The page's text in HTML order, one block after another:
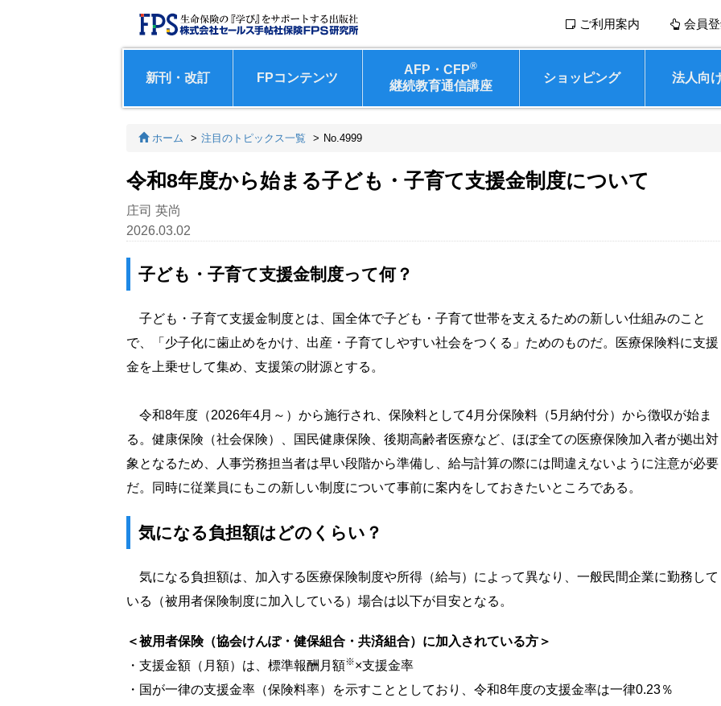
ご利用案内 会員
新刊・改訂 FPコンテンツ
AFP・CFP®
継続教育通信講座
ショッピング 法人向
ホーム 注目のトピックス一覧 No.4999
令和8年度から始まる子ども・子育て支援金制度について
庄司 英尚
2026.03.02
子ども・子育て支援金制度って何？
子ども・子育て支援金制度とは、国全体で子ども・子育て世帯を支えるための新しい仕組みのこと
で、「少子化に歯止めをかけ、出産・子育てしやすい社会をつくる」ためのものだ。医療保険料に支援
金を上乗せして集め、支援策の財源とする。
令和8年度（2026年4月～）から施行され、保険料として4月分保険料（5月納付分）から徴収が始ま
る。健康保険（社会保険）、国民健康保険、後期高齢者医療など、ほぼ全ての医療保険加入者が拠出対
象となるため、人事労務担当者は早い段階から準備し、給与計算の際には間違えないように注意が必要
だ。同時に従業員にもこの新しい制度について事前に案内をしておきたいところである。
気になる負担額はどのくらい？
気になる負担額は、加入する医療保険制度や所得（給与）によって異なり、一般民間企業に勤務して
いる（被用者保険制度に加入している）場合は以下が目安となる。
＜被用者保険（協会けんぽ・健保組合・共済組合）に加入されている方＞
・ 支援金額（月額）は、標準報酬月額※×支援金率
・ 国が一律の支援金率（保険料率）を示すこととしており、令和8年度の支援金率は一律0.23％